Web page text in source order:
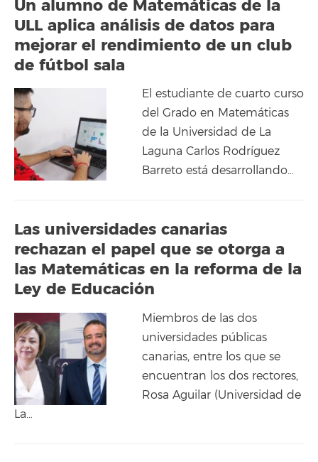
Un alumno de Matemáticas de la
ULL aplica análisis de datos para
mejorar el rendimiento de un club
de fútbol sala
El estudiante de cuarto curso
del Grado en Matemáticas
de la Universidad de La
Laguna Carlos Rodríguez
Barreto está desarrollando…
Las universidades canarias
rechazan el papel que se otorga a
las Matemáticas en la reforma de la
Ley de Educación
Miembros de las dos
universidades públicas
canarias, entre los que se
encuentran los dos rectores,
Rosa Aguilar (Universidad de
La…